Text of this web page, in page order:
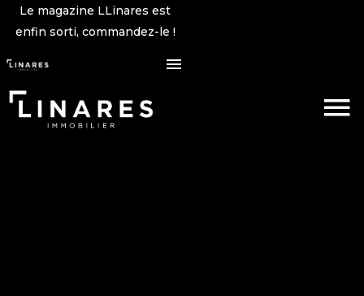
Le magazine LLinares est
enfin sorti, commandez-le !